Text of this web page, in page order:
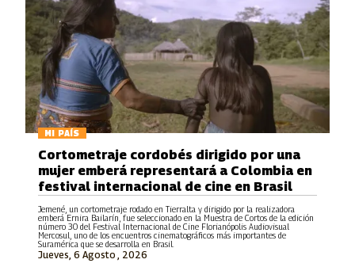
MI PAÍS
Jemené, un cortometraje rodado en Tierralta y dirigido por la realizadora
emberá Ernira Bailarín, fue seleccionado en la Muestra de Cortos de la edición
número 30 del Festival Internacional de Cine Florianópolis Audiovisual
Mercosul, uno de los encuentros cinematográficos más importantes de
Suramérica que se desarrolla en Brasil.
Jueves, 6 Agosto , 2026
Cortometraje cordobés dirigido por una
mujer emberá representará a Colombia en
festival internacional de cine en Brasil